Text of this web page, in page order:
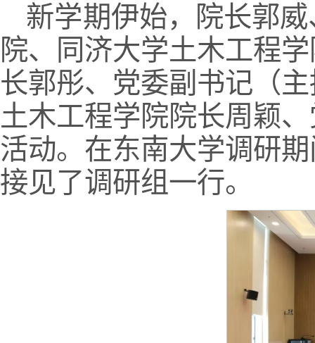
新学期伊始，院长郭
院、同济大学土木工程
长郭彤、党委副书记（
土木工程学院院长周颖
活动。在东南大学调研
接见了调研组一行。